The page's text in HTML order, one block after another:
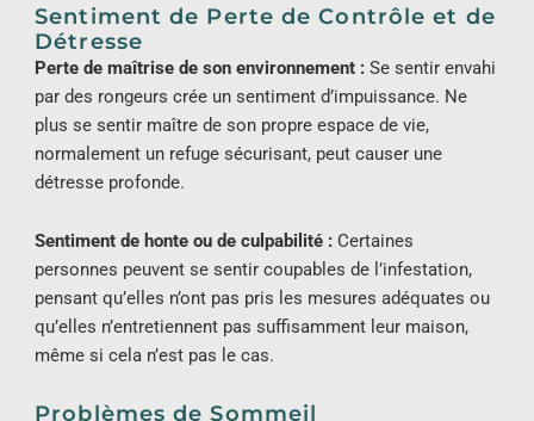
Sentiment de Perte de Contrôle et de
Détresse
Perte de maîtrise de son environnement : Se sentir envahi
par des rongeurs crée un sentiment d’impuissance. Ne
plus se sentir maître de son propre espace de vie,
normalement un refuge sécurisant, peut causer une
détresse profonde.
Sentiment de honte ou de culpabilité : Certaines
personnes peuvent se sentir coupables de l’infestation,
pensant qu’elles n’ont pas pris les mesures adéquates ou
qu’elles n’entretiennent pas suffisamment leur maison,
même si cela n’est pas le cas.
Problèmes de Sommeil